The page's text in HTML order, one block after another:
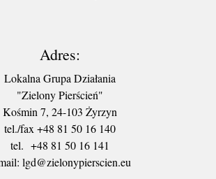
Adres:
Lokalna Grupa Działania
"Zielony Pierścień"
Kośmin 7, 24-103 Żyrzyn
tel./fax +48 81 50 16 140
tel. +48 81 50 16 141
lgd@zielonypierscien.eu